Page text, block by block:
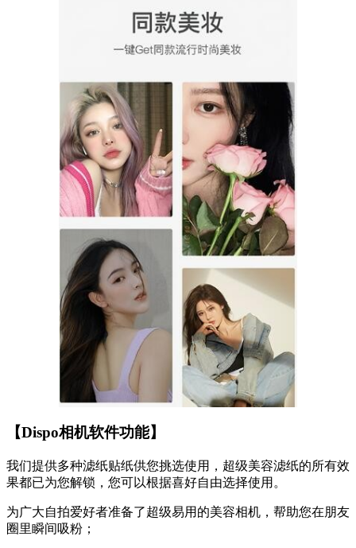
【Dispo相机软件功能】
我们提供多种滤纸贴纸供您挑选使用，超级美容滤纸的所有效
果都已为您解锁，您可以根据喜好自由选择使用。
为广大自拍爱好者准备了超级易用的美容相机，帮助您在朋友
圈里瞬间吸粉；